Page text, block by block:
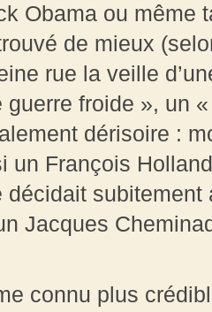
Obama ou
de mieux
rue la veille
guerre froide », un
dérisoire :
un François
subitement
Jacques
connu plus